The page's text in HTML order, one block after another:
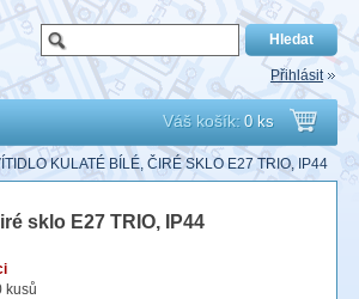
Váš košík: 0 ks
Přejít
Přihlásit
KULATÉ BÍLÉ, ČIRÉ SKLO E27 TRIO, IP44
sklo E27 TRIO, IP44
kusů